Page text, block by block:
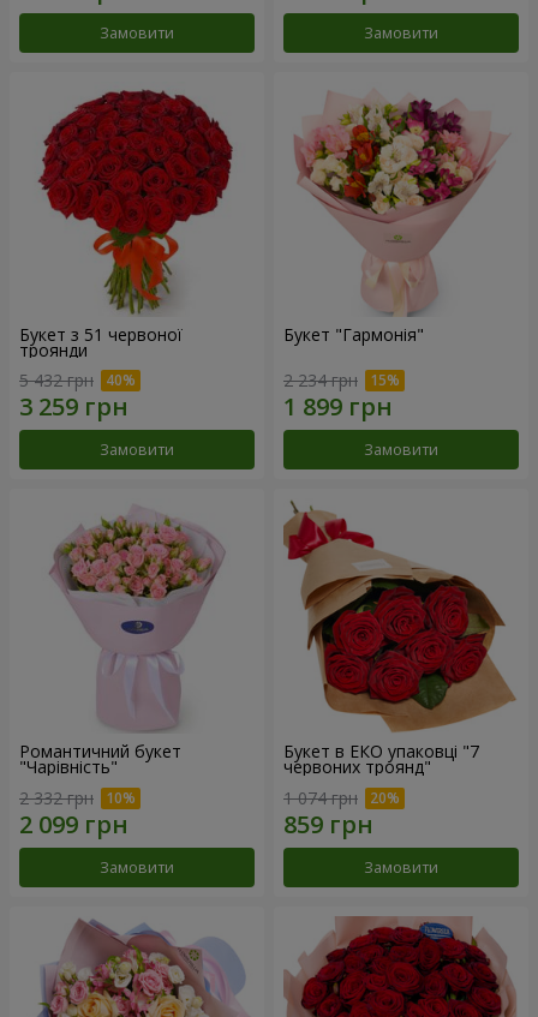
Замовити Замовити
Букет з 51 червоної
троянди
5 432 грн
Замовити
Букет "Гармонія"
2 234 грн
Замовити
Романтичний букет
"Чарівність"
2 332 грн
Замовити
Букет в ЕКО упаковці "7
червоних троянд"
1 074 грн
Замовити